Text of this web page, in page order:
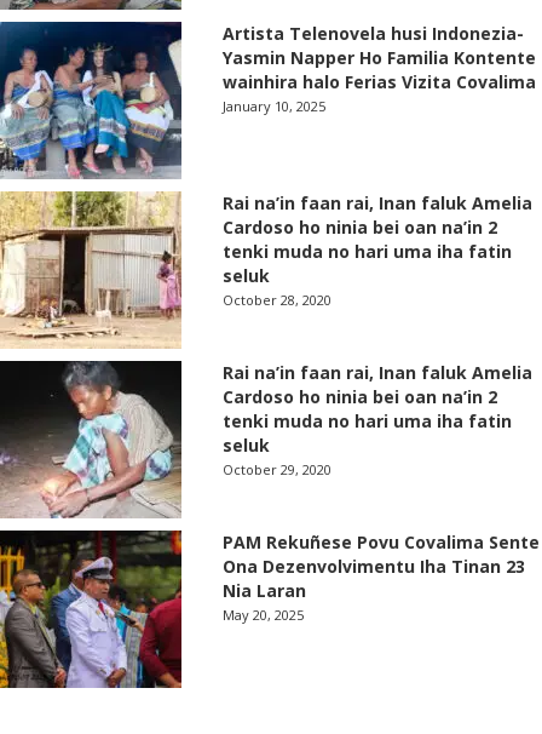
Artista Telenovela husi Indonezia-
Yasmin Napper Ho Familia Kontente
wainhira halo Ferias Vizita Covalima
January 10, 2025
Rai na’in faan rai, Inan faluk Amelia
Cardoso ho ninia bei oan na’in 2
tenki muda no hari uma iha fatin
seluk
October 28, 2020
Rai na’in faan rai, Inan faluk Amelia
Cardoso ho ninia bei oan na’in 2
tenki muda no hari uma iha fatin
seluk
October 29, 2020
PAM Rekuñese Povu Covalima Sente
Ona Dezenvolvimentu Iha Tinan 23
Nia Laran
May 20, 2025